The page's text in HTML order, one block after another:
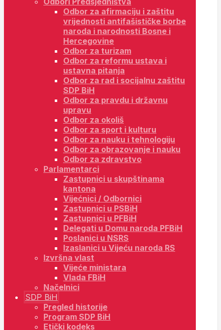
Odbor za afirmaciju i zaštitu
vrijednosti antifašističke borbe
naroda i narodnosti Bosne i
Hercegovine
Odbor za turizam
Odbor za reformu ustava i
ustavna pitanja
Odbor za rad i socijalnu zaštitu
SDP BiH
Odbor za pravdu i državnu
upravu
Odbor za okoliš
Odbor za sport i kulturu
Odbor za nauku i tehnologiju
Odbor za obrazovanje i nauku
Odbor za zdravstvo
Parlamentarci
Zastupnici u skupštinama
kantona
Vijećnici / Odbornici
Zastupnici u PSBiH
Zastupnici u PFBiH
Delegati u Domu naroda PFBiH
Poslanici u NSRS
Izaslanici u Vijeću naroda RS
Izvršna vlast
Vijeće ministara
Vlada FBiH
Načelnici
SDP BiH
Pregled historije
Program SDP BiH
Etički kodeks